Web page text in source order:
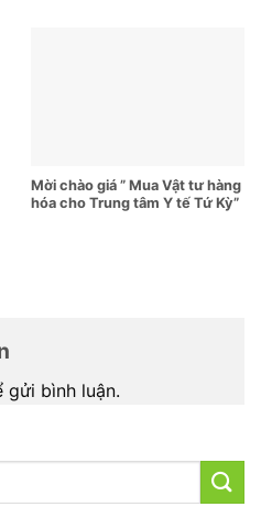
Mời chào giá ” Mua Vật tư hàng
hóa cho Trung tâm Y tế Tứ Kỳ”
gửi bình luận.